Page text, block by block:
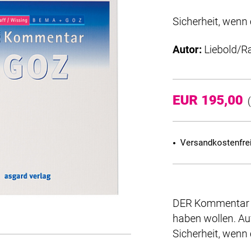
Sicherheit,
Autor: Liebold/
EUR 195,00
DER
haben wollen.
Sicherheit,